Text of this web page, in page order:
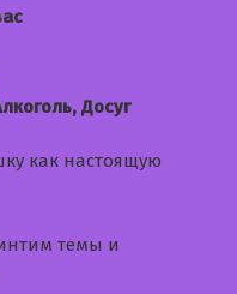
Досуг
как настоящую
темы и